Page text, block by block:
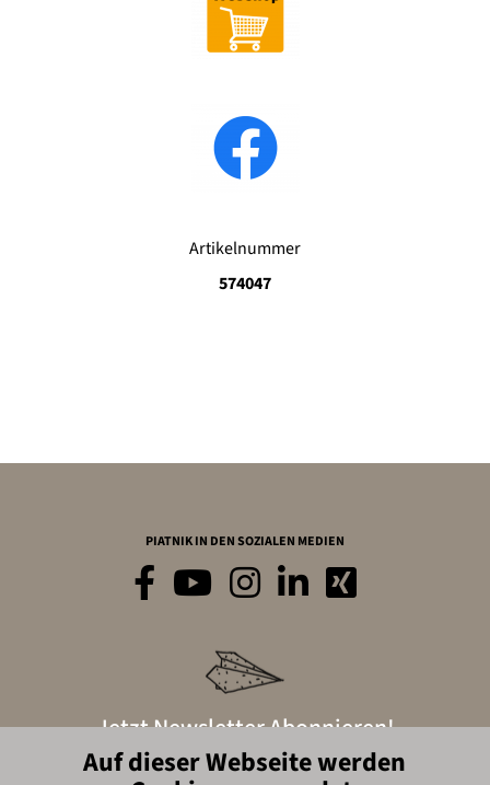
Artikelnummer
574047
PIATNIK IN DEN SOZIALEN MEDIEN
Jetzt Newsletter Abonnieren!
Auf dieser Webseite werden